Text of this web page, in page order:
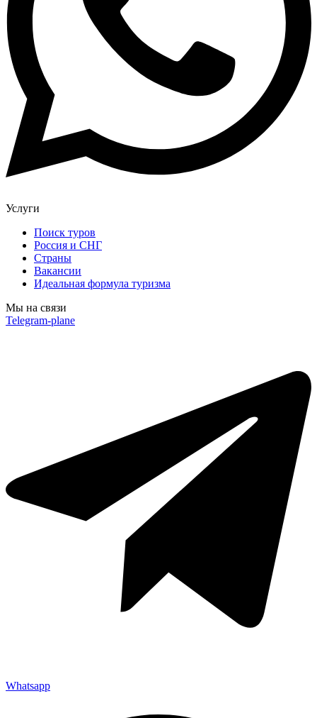
Услуги
Поиск туров
Россия и СНГ
Cтраны
Вакансии
Идеальная формула туризма
Мы на связи
Telegram-plane
Whatsapp